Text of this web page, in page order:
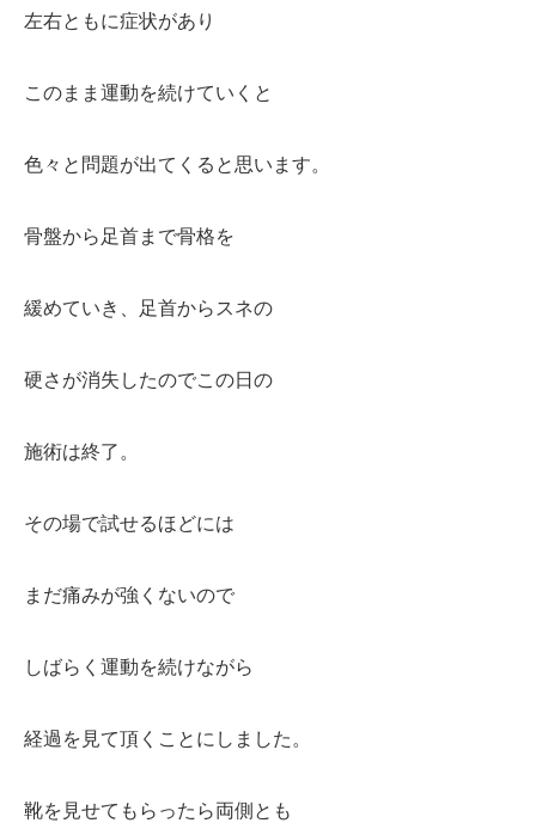
左右ともに症状があり
このまま 運動を続けていくと
色々と 問題が出てくると思います。
骨盤から足首まで骨格を
緩めていき、足首からスネの
硬さが消失したのでこの日の
施術は終了。
その場で試せるほどには
まだ痛みが強くないので
しばらく運動を続けながら
経過を見て頂くことにしました。
靴を見せてもらったら両側とも